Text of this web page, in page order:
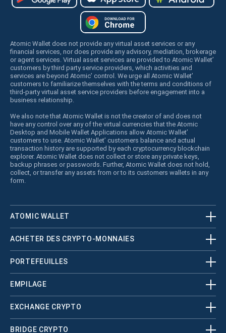
Atomic Wallet does not provide any virtual asset services or any
financial services, nor does provide any advisory, mediation, brokerage
or agent services. Virtual asset services are provided to Atomic Wallet’
customers by third party service providers, which activities and
services are beyond Atomic’ control. We urge all Atomic Wallet’
customers to familiarize themselves with the terms and conditions of
third-party virtual asset service providers before engagement into a
business relationship.
We also note that Atomic Wallet is not the creator of and does not
have any control over any of the virtual currencies that the Atomic
Desktop and Mobile Wallet Applications allow Atomic Wallet’
customers to use. Atomic Wallet’ customers balance and actual
transaction history are supported by each cryptocurrency blockchain
explorer. Atomic Wallet does not collect or store any private keys,
backup phrases or passwords. Further, Atomic Wallet does not hold,
collect, or transfer any assets from or to its customers wallets in any
form.
ATOMIC WALLET
ACHETER DES CRYPTO-MONNAIES
PORTEFEUILLES
EMPILAGE
EXCHANGE CRYPTO
BRIDGE CRYPTO